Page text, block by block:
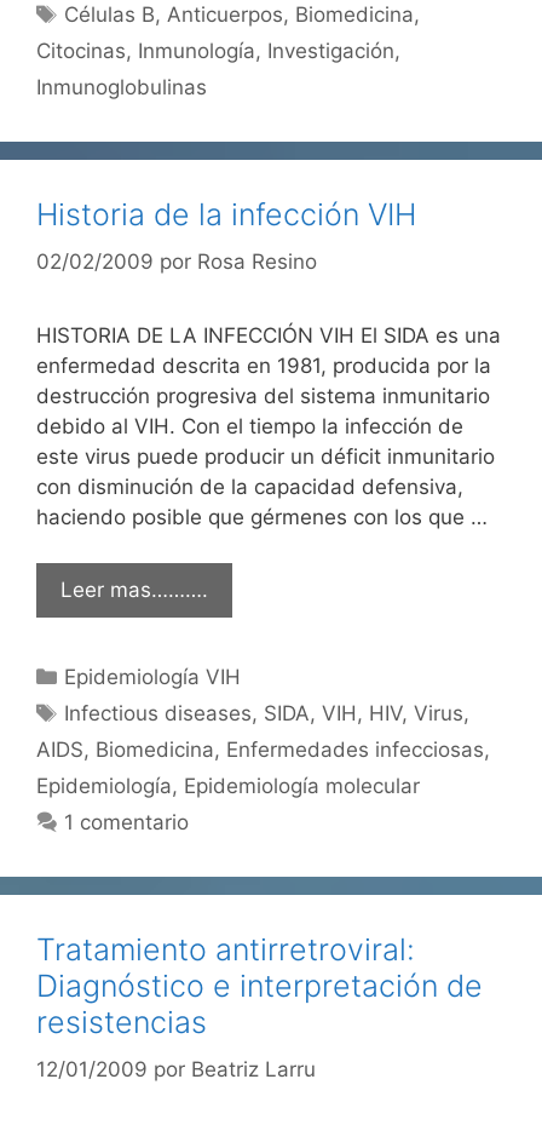
Etiquetas
Células B,Anticuerpos, Biomedicina,
Citocinas, Inmunología, Investigación,
Inmunoglobulinas
Historia de la infección VIH
02/02/2009 por Rosa Resino
HISTORIA DE LA INFECCIÓN VIH El SIDA es una
enfermedad descrita en 1981, producida por la
destrucción progresiva del sistema inmunitario
debido al VIH. Con el tiempo la infección de
este virus puede producir un déficit inmunitario
con disminución de la capacidad defensiva,
haciendo posible que gérmenes con los que …
Leer mas……….
Categorías
Epidemiología VIH
Etiquetas
Infectious diseases, SIDA,VIH, HIV,Virus,
AIDS, Biomedicina, Enfermedades infecciosas,
Epidemiología, Epidemiología molecular
1 comentario
Tratamiento antirretroviral:
Diagnóstico e interpretación de
resistencias
12/01/2009 por Beatriz Larru